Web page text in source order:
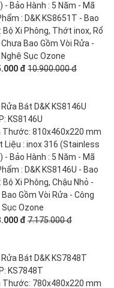
- Bảo Hành : 5 Năm - Mã
: D&K KS8651T - Bao
Bộ Xi Phông, Thớt inox, Rổ
Chưa Bao Gồm Vòi Rửa -
Sục Ozone
đ 10.900.000 đ
Bát D&K KS8146U
KS8146U
Thước: 810x460x220 mm
Liệu : inox 316 (Stainless
- Bảo Hành : 5 Năm - Mã
: D&K KS8146U - Bao
Bộ Xi Phông, Chậu Nhỏ -
Gồm Vòi Rửa - Công
Sục Ozone
đ 7.175.000 đ
Bát D&K KS7848T
KS7848T
Thước: 780x480x220 mm